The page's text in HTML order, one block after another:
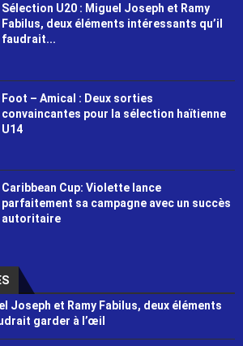
Sélection U20 : Miguel Joseph et Ramy
Fabilus, deux éléments intéressants qu’il
faudrait...
Foot – Amical : Deux sorties
convaincantes pour la sélection haïtienne
U14
Caribbean Cup: Violette lance
parfaitement sa campagne avec un succès
autoritaire
Joseph et Ramy Fabilus, deux éléments
garder à l’œil